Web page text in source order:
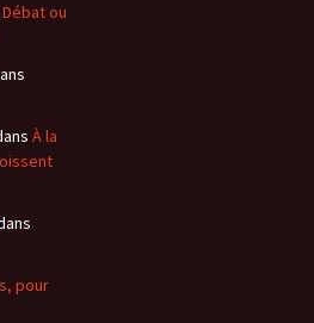
Débat ou
À la
pour